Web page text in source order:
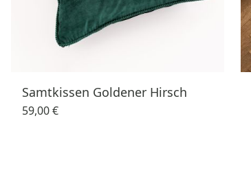
Samtkissen Goldener Hirsch
59,00 €